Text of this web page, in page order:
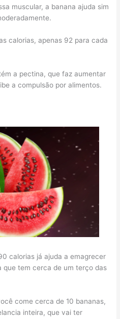
muscular, a banana ajuda sim
calorias, apenas 92 para cada
a pectina, que faz aumentar
a compulsão por alimentos.
calorias já ajuda a emagrecer
que tem cerca de um terço das
come cerca de 10 bananas,
inteira, que vai ter